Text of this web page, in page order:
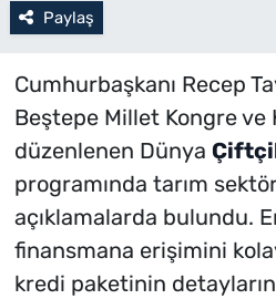
Paylaş
Cumhurbaşkanı Recep
Beştepe Millet Kongre ve
düzenlenen Dünya
programında tarım
açıklamalarda bulundu.
finansmana erişimini
kredi paketinin